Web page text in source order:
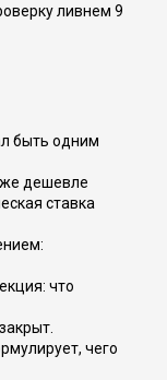
ливнем 9
быть одним
дешевле
ставка
что
чего